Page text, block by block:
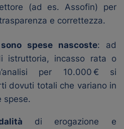
(ad es. Assofin) per
e correttezza.
sono spese nascoste: ad
istruttoria, incasso rata o
per 10.000 € si
dovuti totali che variano in
spese.
di erogazione e